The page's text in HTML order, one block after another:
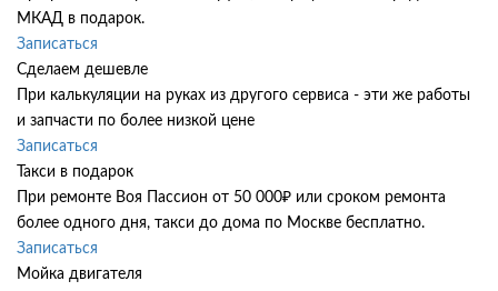
МКАД в подарок.
Записаться
Сделаем дешевле
При калькуляции на руках из другого сервиса - эти же работы
и запчасти по более низкой цене
Записаться
Такси в подарок
При ремонте Воя Пассион от 50 000₽ или сроком ремонта
более одного дня, такси до дома по Москве бесплатно.
Записаться
Мойка двигателя